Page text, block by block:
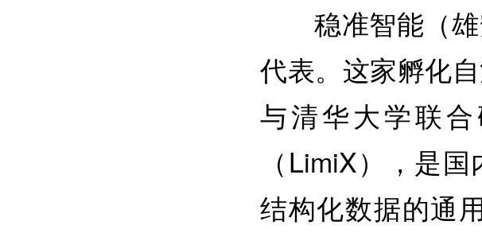
稳准智能（
代表。这家孵化
与清华大学联
（LimiX），是
结构化数据的通